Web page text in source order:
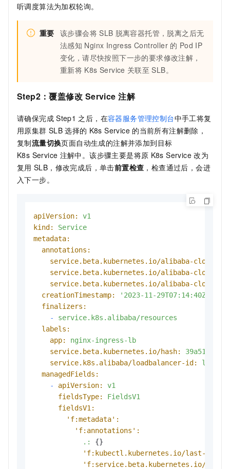
听调度算法为加权轮询。
重要 该步骤会将 SLB 脱离容器托管，脱离之后无
法感知 Nginx Ingress Controller 的 Pod IP
变化，请尽快按照下一步的要求修改注解，
重新将 K8s Service 关联至 SLB。
Step2：覆盖修改 Service 注解
请确保完成 Step1 之后，在容器服务管理控制台中手工将复
用原集群 SLB 选择的 K8s Service 的当前所有注解删除，
复制流量切换页面自动生成的注解并添加到目标
K8s Service 注解中。该步骤主要是将原 K8s Service 改为
复用 SLB，修改完成后，单击前置检查 ，检查通过后，会进
入下一步。
apiVersion:
v1
kind:
Service
metadata:
annotations:
service.beta.kubernetes.io/alibaba-cloud-
service.beta.kubernetes.io/alibaba-cloud-
service.beta.kubernetes.io/alibaba-cloud-
creationTimestamp:
'2023-11-29T07:14:40Z'
finalizers:
-
service.k8s.alibaba/resources
labels:
app:
nginx-ingress-lb
service.beta.kubernetes.io/hash:
service.k8s.alibaba/loadbalancer-id:
lb-
managedFields:
-
apiVersion:
v1
fieldsType:
FieldsV1
fieldsV1:
'f:metadata':
'f:annotations':
.:
{}
'f:kubectl.kubernetes.io/last-
'f:service.beta.kubernetes.io/